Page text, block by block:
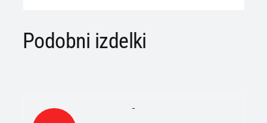
Podobni izdelki